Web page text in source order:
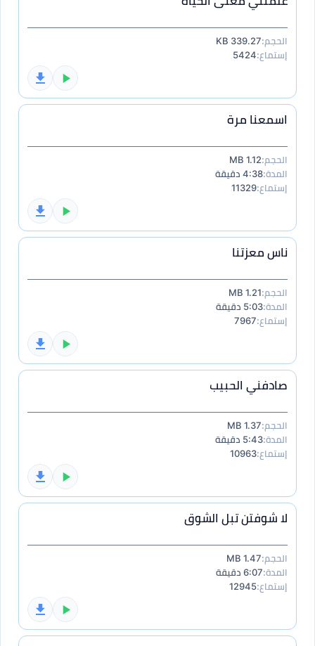
الحجم:339.27 KB
إستماع:5424
اسمعنا مرة
الحجم:1.12 MB
المدة:4:38 دقيقة
إستماع:11329
ناس معزتنا
الحجم:1.21 MB
المدة:5:03 دقيقة
إستماع:7967
صادفني الحبيب
الحجم:1.37 MB
المدة:5:43 دقيقة
إستماع:10963
لا شوفتن تبل الشوق
الحجم:1.47 MB
المدة:6:07 دقيقة
إستماع:12945